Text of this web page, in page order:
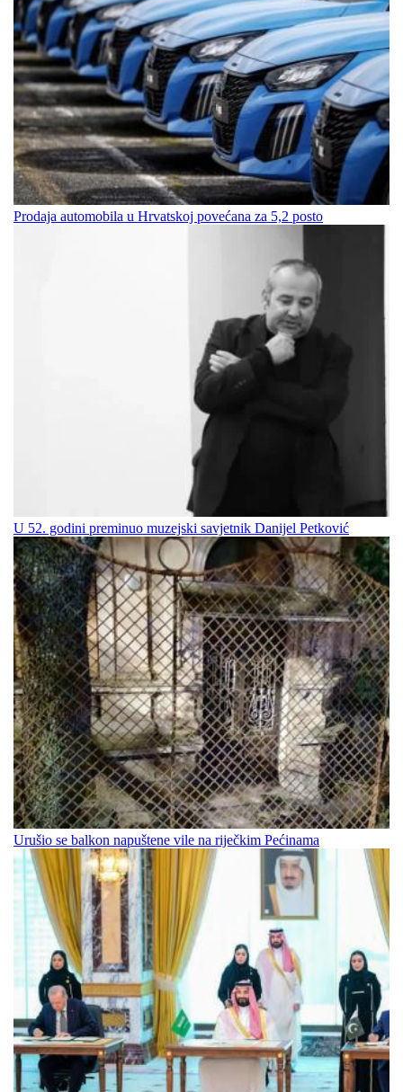
Prodaja automobila u Hrvatskoj povećana za 5,2 posto
U 52. godini preminuo muzejski savjetnik Danijel Petković
Urušio se balkon napuštene vile na riječkim Pećinama